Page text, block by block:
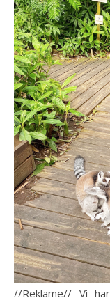
//Reklame// Vi